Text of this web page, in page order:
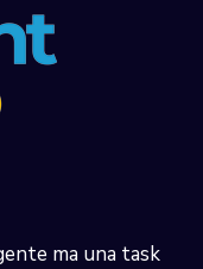
ma una task